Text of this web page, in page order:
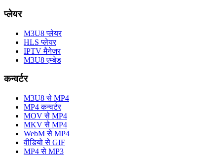
प्लेयर
M3U8 प्लेयर
HLS प्लेयर
IPTV मैनेजर
M3U8 एम्बेड
कन्वर्टर
M3U8 से MP4
MP4 कन्वर्टर
MOV से MP4
MKV से MP4
WebM से MP4
वीडियो से GIF
MP4 से MP3